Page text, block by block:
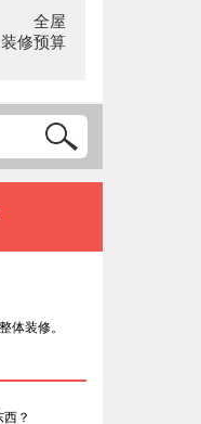
全屋
装修预算
体装修。
？